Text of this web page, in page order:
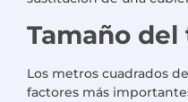
Tamaño
Los metros cuadrados
factores más